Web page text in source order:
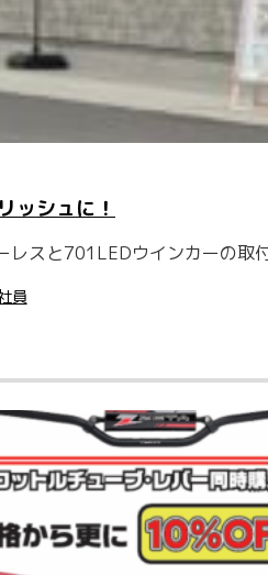
ッシュに！
レスと701LEDウインカーの
員